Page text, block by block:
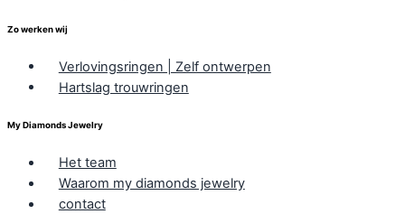
Zo werken wij
Verlovingsringen | Zelf ontwerpen
Hartslag trouwringen
My Diamonds Jewelry
Het team
Waarom my diamonds jewelry
contact